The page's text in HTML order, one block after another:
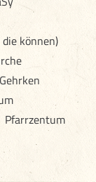
können)
Pfarrzentum